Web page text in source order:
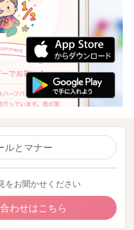
ルとマナー
をお聞かせください
わせはこちら